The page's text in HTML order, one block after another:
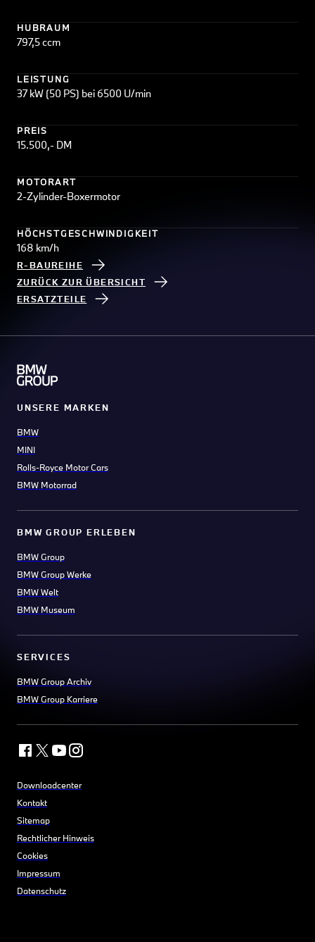
HUBRAUM
797,5 ccm
LEISTUNG
37 kW (50 PS) bei 6500 U/min
PREIS
15.500,- DM
MOTORART
2-Zylinder-Boxermotor
HÖCHSTGESCHWINDIGKEIT
168 km/h
R-BAUREIHE
ZURÜCK ZUR ÜBERSICHT
ERSATZTEILE
UNSERE MARKEN
BMW
MINI
Rolls-Royce Motor Cars
BMW Motorrad
BMW GROUP ERLEBEN
BMW Group
BMW Group Werke
BMW Welt
BMW Museum
SERVICES
BMW Group Archiv
BMW Group Karriere
Downloadcenter
Kontakt
Sitemap
Rechtlicher Hinweis
Cookies
Impressum
Datenschutz